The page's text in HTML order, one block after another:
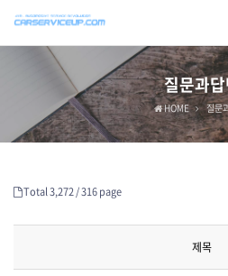
질문과
HOME 질문
Total 3,272 /316 page
제목